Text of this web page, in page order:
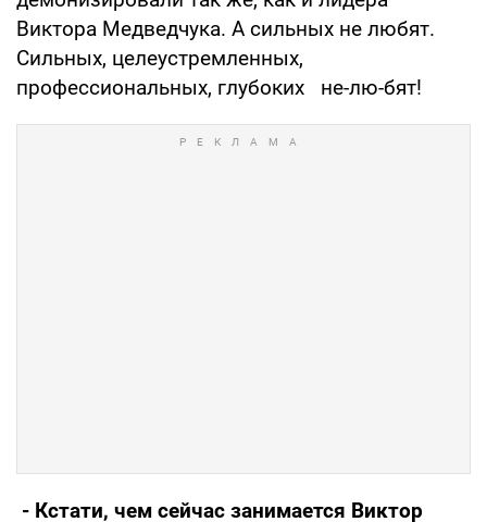
Виктора Медведчука. А сильных не любят.
Сильных, целеустремленных,
профессиональных, глубоких не-лю-бят!
- Кстати, чем сейчас занимается Виктор